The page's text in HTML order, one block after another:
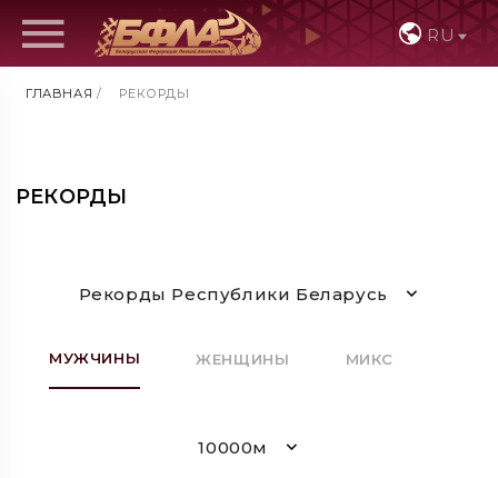
RU
ГЛАВНАЯ / РЕКОРДЫ
РЕКОРДЫ
Рекорды Республики Беларусь
МУЖЧИНЫ ЖЕНЩИНЫ МИКС
10000м